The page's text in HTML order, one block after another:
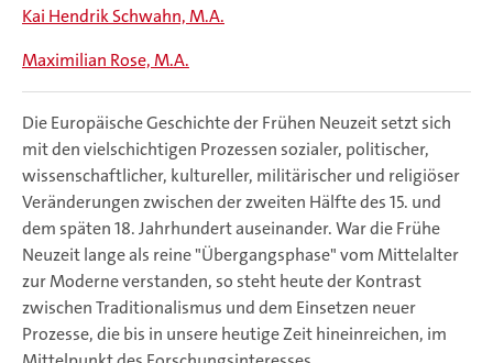
Kai Hendrik Schwahn, M.A.
Maximilian Rose, M.A.
Die Europäische Geschichte der Frühen Neuzeit setzt sich
mit den vielschichtigen Prozessen sozialer, politischer,
wissenschaftlicher, kultureller, militärischer und religiöser
Veränderungen zwischen der zweiten Hälfte des 15. und
dem späten 18. Jahrhundert auseinander. War die Frühe
Neuzeit lange als reine "Übergangsphase" vom Mittelalter
zur Moderne verstanden, so steht heute der Kontrast
zwischen Traditionalismus und dem Einsetzen neuer
Prozesse, die bis in unsere heutige Zeit hineinreichen, im